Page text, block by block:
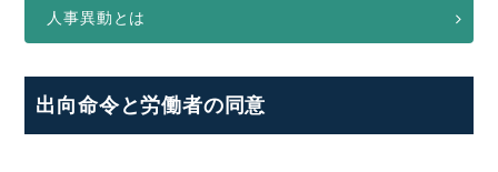
人事異動とは
出向命令と労働者の同意